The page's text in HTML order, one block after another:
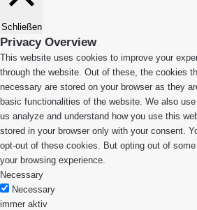
Schließen
Privacy Overview
This website uses cookies to improve your
through the website. Out of these, the cookies
necessary are stored on your browser as they
basic functionalities of the website. We also
us analyze and understand how you use this
stored in your browser only with your consent.
opt-out of these cookies. But opting out of
your browsing experience.
Necessary
Necessary
immer aktiv